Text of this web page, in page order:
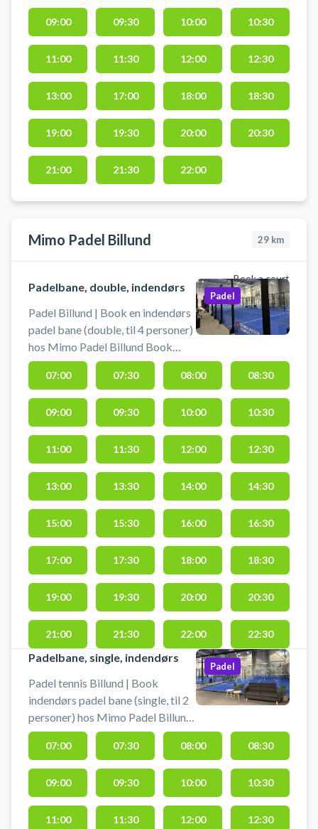
singlebane. Lej bat og køb bolde i
Sportsbooking / receptionen, der
ligger lige ved hovedindgangen.
#padel-i-vejen #vejen-padel
#book-padel #spil-padel-vejen
09:00 09:30 10:00 10:30
11:00 11:30 12:00 12:30
13:00 17:00 18:00 18:30
19:00 19:30 20:00 20:30
21:00 21:30 22:00
Mimo Padel Billund 29 km
Book a court
Padelbane, double, indendørs
Padel Billund | Book en indendørs
padel bane (double, til 4 personer)
hos Mimo Padel Billund Book
padelbane og spil padel i Billund
ved Lalandia og Legoland i det
gamle We Are Padel Padelcenter
(WAP). Der er altid fri
afbenyttelse af bat. Bolde kan
købes i centeret. Der er mulighed
for omklædning. Medbring
indendørssko.
Padel
07:00 07:30 08:00 08:30
09:00 09:30 10:00 10:30
11:00 11:30 12:00 12:30
13:00 13:30 14:00 14:30
15:00 15:30 16:00 16:30
17:00 17:30 18:00 18:30
19:00 19:30 20:00 20:30
21:00 21:30 22:00 22:30
Padelbane, single, indendørs
Padel tennis Billund | Book
indendørs padel bane (single, til 2
personer) hos Mimo Padel Billund.
Book en padelbane og spil padel i
Billund ved Lalandia og Legoland i
det gamle We Are Padel
Padelcenter (WAP). Der er altid fri
afbenyttelse af bat. Bolde kan
købes i centeret. Der er mulighed
Padel
07:00 07:30 08:00 08:30
09:00 09:30 10:00 10:30
11:00 11:30 12:00 12:30